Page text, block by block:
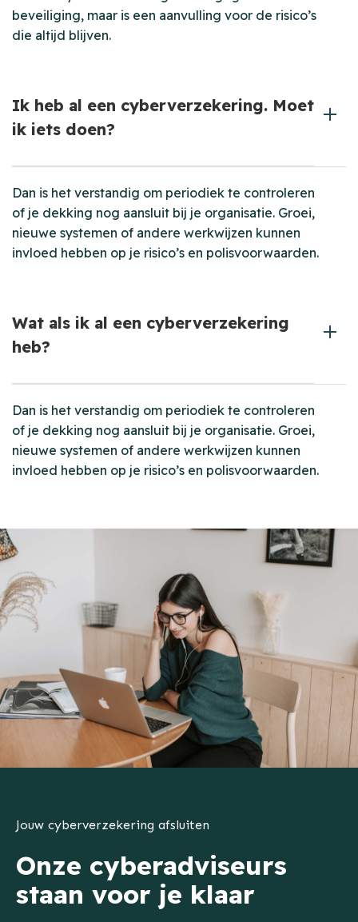
beveiliging, maar is een aanvulling voor de risico’s
die altijd blijven.
Ik heb al een cyberverzekering. Moet
ik iets doen?
Dan is het verstandig om periodiek te controleren
of je dekking nog aansluit bij je organisatie. Groei,
nieuwe systemen of andere werkwijzen kunnen
invloed hebben op je risico’s en polisvoorwaarden.
Wat als ik al een cyberverzekering
heb?
Dan is het verstandig om periodiek te controleren
of je dekking nog aansluit bij je organisatie. Groei,
nieuwe systemen of andere werkwijzen kunnen
invloed hebben op je risico’s en polisvoorwaarden.
Jouw cyberverzekering afsluiten
Onze cyberadviseurs
staan voor je klaar